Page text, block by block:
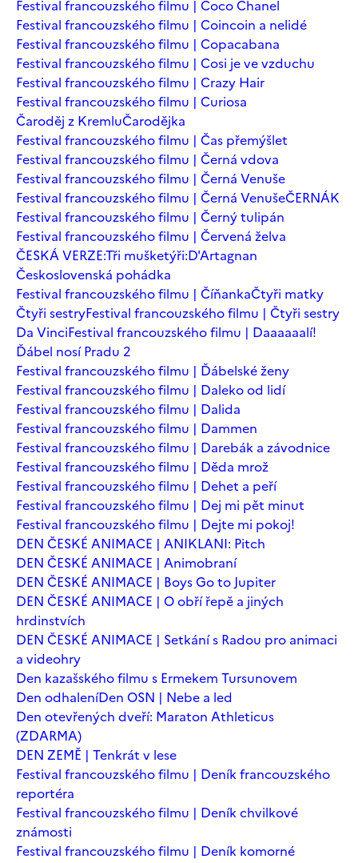
Festival francouzského filmu | Coco Chanel
Festival francouzského filmu | Coincoin a nelidé
Festival francouzského filmu | Copacabana
Festival francouzského filmu | Cosi je ve vzduchu
Festival francouzského filmu | Crazy Hair
Festival francouzského filmu | Curiosa
Čaroděj z KremluČarodějka
Festival francouzského filmu | Čas přemýšlet
Festival francouzského filmu | Černá vdova
Festival francouzského filmu | Černá Venuše
Festival francouzského filmu | Černá VenušeČERNÁK
Festival francouzského filmu | Černý tulipán
Festival francouzského filmu | Červená želva
ČESKÁ VERZE:Tři mušketýři:D'Artagnan
Československá pohádka
Festival francouzského filmu | ČíňankaČtyři matky
Čtyři sestryFestival francouzského filmu | Čtyři sestry
Da VinciFestival francouzského filmu | Daaaaaalí!
Ďábel nosí Pradu 2
Festival francouzského filmu | Ďábelské ženy
Festival francouzského filmu | Daleko od lidí
Festival francouzského filmu | Dalida
Festival francouzského filmu | Dammen
Festival francouzského filmu | Darebák a závodnice
Festival francouzského filmu | Děda mrož
Festival francouzského filmu | Dehet a peří
Festival francouzského filmu | Dej mi pět minut
Festival francouzského filmu | Dejte mi pokoj!
DEN ČESKÉ ANIMACE | ANIKLANI: Pitch
DEN ČESKÉ ANIMACE | Animobraní
DEN ČESKÉ ANIMACE | Boys Go to Jupiter
DEN ČESKÉ ANIMACE | O obří řepě a jiných
hrdinstvích
DEN ČESKÉ ANIMACE | Setkání s Radou pro animaci
a videohry
Den kazašského filmu s Ermekem Tursunovem
Den odhaleníDen OSN | Nebe a led
Den otevřených dveří: Maraton Athleticus
(ZDARMA)
DEN ZEMĚ | Tenkrát v lese
Festival francouzského filmu | Deník francouzského
reportéra
Festival francouzského filmu | Deník chvilkové
známosti
Festival francouzského filmu | Deník komorné